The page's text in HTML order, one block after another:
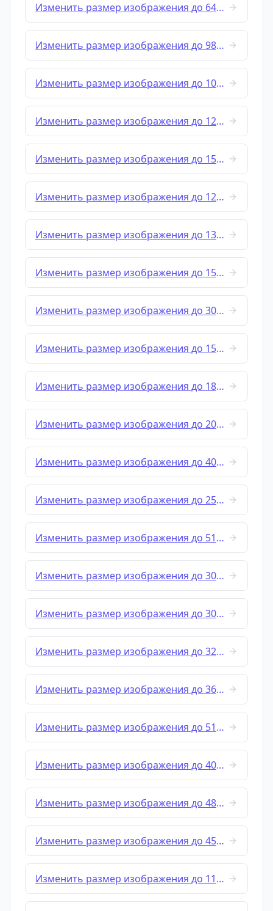
Изменить размер изображения до 64x64
Изменить размер изображения до 98x98
Изменить размер изображения до 100x100
Изменить размер изображения до 120x120
Изменить размер изображения до 150x100
Изменить размер изображения до 128x128
Изменить размер изображения до 132x170
Изменить размер изображения до 150x150
Изменить размер изображения до 300x80
Изменить размер изображения до 150x200
Изменить размер изображения до 184x184
Изменить размер изображения до 200x200
Изменить размер изображения до 400x150
Изменить размер изображения до 256x256
Изменить размер изображения до 512x128
Изменить размер изображения до 300x250
Изменить размер изображения до 300x300
Изменить размер изображения до 320x320
Изменить размер изображения до 360x360
Изменить размер изображения до 512x256
Изменить размер изображения до 400x400
Изменить размер изображения до 480x360
Изменить размер изображения до 450x450
Изменить размер изображения до 1128x191